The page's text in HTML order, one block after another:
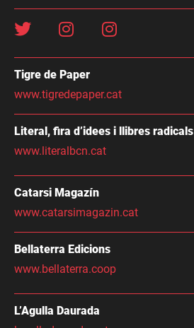
Tigre de Paper
www.tigredepaper.cat
Literal, fira d’idees i llibres radicals
www.literalbcn.cat
Catarsi Magazín
www.catarsimagazin.cat
Bellaterra Edicions
www.bellaterra.coop
L’Agulla Daurada